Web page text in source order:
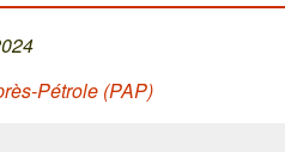
Pétrole (PAP)